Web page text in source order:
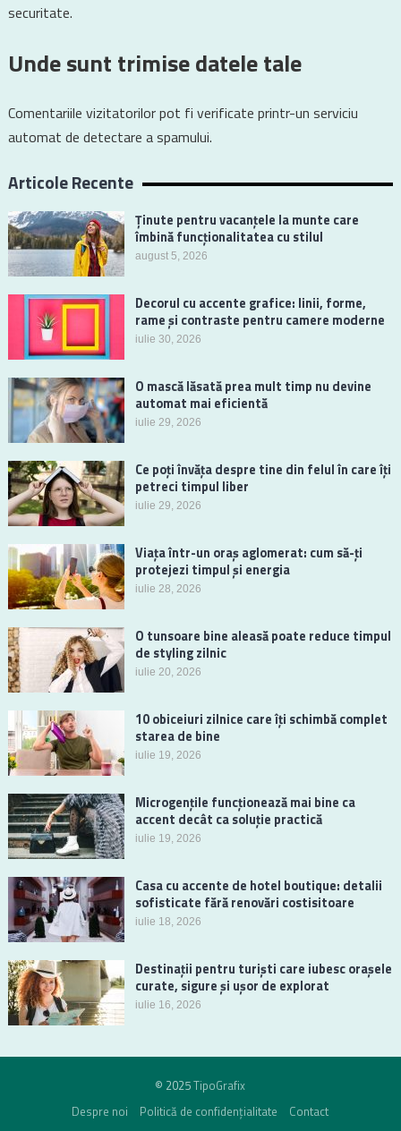
securitate.
Unde sunt trimise datele tale
Comentariile vizitatorilor pot fi verificate printr-un serviciu
automat de detectare a spamului.
Articole Recente
Ținute pentru vacanțele la munte care
îmbină funcționalitatea cu stilul
august 5, 2026
Decorul cu accente grafice: linii, forme,
rame și contraste pentru camere moderne
iulie 30, 2026
O mască lăsată prea mult timp nu devine
automat mai eficientă
iulie 29, 2026
Ce poți învăța despre tine din felul în care îți
petreci timpul liber
iulie 29, 2026
Viața într-un oraș aglomerat: cum să-ți
protejezi timpul și energia
iulie 28, 2026
O tunsoare bine aleasă poate reduce timpul
de styling zilnic
iulie 20, 2026
10 obiceiuri zilnice care îți schimbă complet
starea de bine
iulie 19, 2026
Microgențile funcționează mai bine ca
accent decât ca soluție practică
iulie 19, 2026
Casa cu accente de hotel boutique: detalii
sofisticate fără renovări costisitoare
iulie 18, 2026
Destinații pentru turiști care iubesc orașele
curate, sigure și ușor de explorat
iulie 16, 2026
© 2025TipoGrafix
Despre noi
Politică de confidențialitate Contact